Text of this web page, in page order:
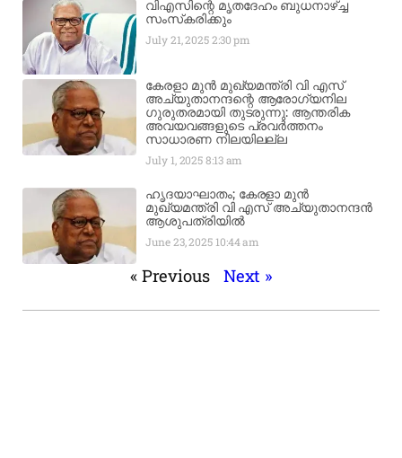
വിഎസിന്റെ മൃതദേഹം ബുധനാഴ്ച്ച
സംസ്‌കരിക്കും
July 21, 20252:30 pm
കേരളാ മുൻ മുഖ്യമന്ത്രി വി എസ്
അച്യുതാനന്ദന്റെ ആരോഗ്യനില
ഗുരുതരമായി തുടരുന്നു: ആന്തരിക
അവയവങ്ങളുടെ പ്രവർത്തനം
സാധാരണ നിലയിലല്ല
July 1, 20258:13 am
ഹൃദയാഘാതം; കേരളാ മുൻ
മുഖ്യമന്ത്രി വി എസ് അച്യുതാനന്ദൻ
ആശുപത്രിയിൽ
June 23, 2025 10:44 am
« Previous Next »